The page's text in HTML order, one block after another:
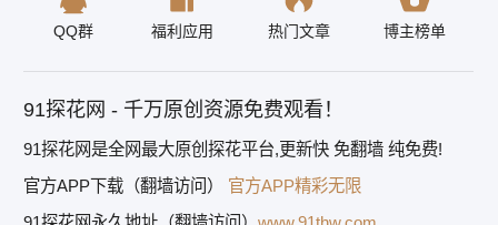
QQ群 福利应用 热门文章 博主榜单
91探花网 - 千万原创资源免费观看！
91探花网是全网最大原创探花平台,更新快 免翻墙 纯免费!
官方APP下载（翻墙访问）
官方APP精彩无限